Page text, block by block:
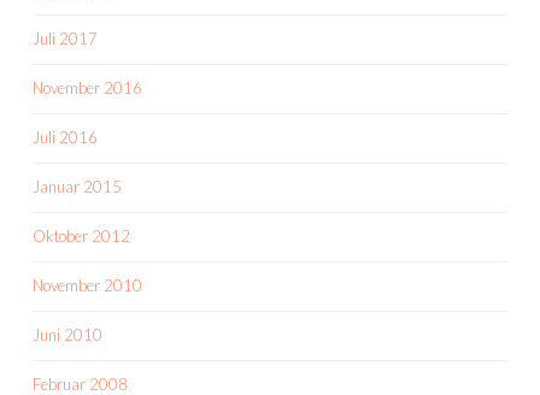
Juli 2017
November 2016
Juli 2016
Januar 2015
Oktober 2012
November 2010
Juni 2010
Februar 2008